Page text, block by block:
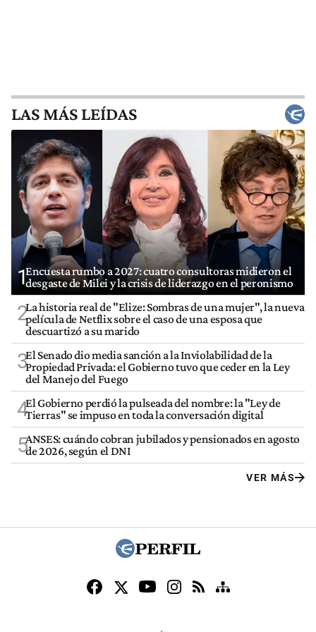
LAS MÁS LEÍDAS
1Encuesta rumbo a 2027: cuatro consultoras midieron el
desgaste de Milei y la crisis de liderazgo en el peronismo
2La historia real de "Elize: Sombras de una mujer", la nueva
película de Netflix sobre el caso de una esposa que
descuartizó a su marido
3El Senado dio media sanción a la Inviolabilidad de la
Propiedad Privada: el Gobierno tuvo que ceder en la Ley
del Manejo del Fuego
4El Gobierno perdió la pulseada del nombre: la "Ley de
Tierras" se impuso en toda la conversación digital
5ANSES: cuándo cobran jubilados y pensionados en agosto
de 2026, según el DNI
VER MÁS